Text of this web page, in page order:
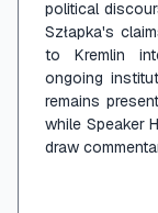
political
Szłapka's
to Kremlin
ongoing
remains
while Speaker
draw